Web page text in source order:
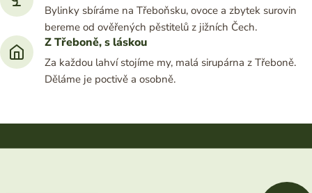
Bylinky sbíráme na Třeboňsku, ovoce a zbytek surovin
bereme od ověřených pěstitelů z jižních Čech.
Z Třeboně, s láskou
Za každou lahví stojíme my, malá sirupárna z Třeboně.
Děláme je poctivě a osobně.